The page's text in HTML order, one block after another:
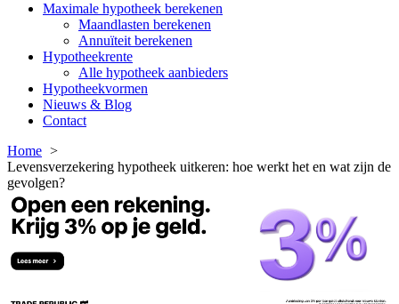
Maximale hypotheek berekenen
Maandlasten berekenen
Annuïteit berekenen
Hypotheekrente
Alle hypotheek aanbieders
Hypotheekvormen
Nieuws & Blog
Contact
Home
Levensverzekering hypotheek uitkeren: hoe werkt het en wat zijn de
gevolgen?